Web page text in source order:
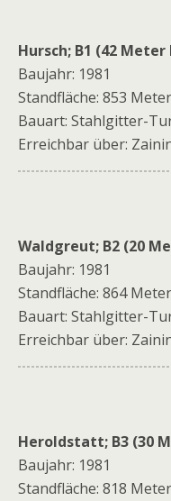
Hursch; B1 (42 Meter
Baujahr: 1981
Standfläche: 853
Bauart: Stahlgitter-
Erreichbar über:
Waldgreut; B2 (20
Baujahr: 1981
Standfläche: 864
Bauart: Stahlgitter-
Erreichbar über:
Heroldstatt; B3 (30
Baujahr: 1981
Standfläche: 818